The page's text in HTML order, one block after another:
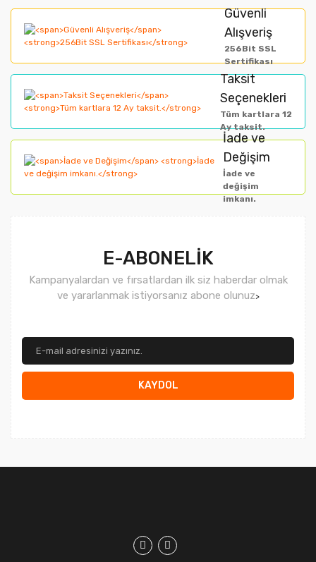
Ürün resmi kalitesiz, bozuk veya görüntülenemiyor.
Ürün açıklamasında eksik bilgiler bulunuyor.
Bu ürüne benzer farklı alternatifler olmalı.
Güvenli
Alışveriş
256Bit SSL
Sertifikası
Taksit
Seçenekleri
Tüm kartlara 12
Ay taksit.
İade ve
Değişim
İade ve
değişim
imkanı.
E-ABONELİK
Kampanyalardan ve fırsatlardan ilk siz haberdar olmak
ve yararlanmak istiyorsanız abone olunuz>
KAYDOL